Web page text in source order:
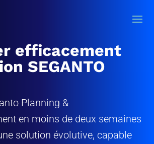
efficacement
SEGANTO
Planning &
en moins de deux semaines
solution évolutive, capable